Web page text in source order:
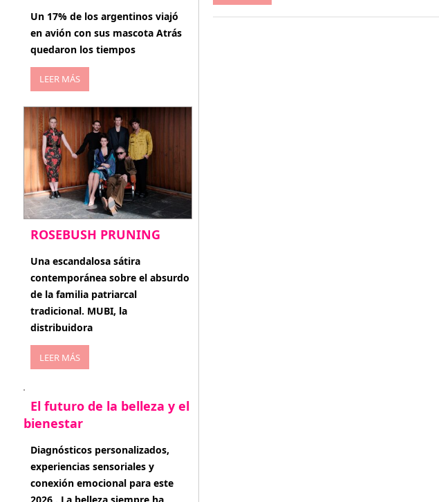
abril 27, 2026
Un 17% de los argentinos viajó
en avión con sus mascota Atrás
quedaron los tiempos
LEER MÁS
ROSEBUSH PRUNING
enero 20, 2026
Una escandalosa sátira
contemporánea sobre el absurdo
de la familia patriarcal
tradicional. MUBI, la
distribuidora
LEER MÁS
El futuro de la belleza y el
bienestar
enero 15, 2026
Diagnósticos personalizados,
experiencias sensoriales y
conexión emocional para este